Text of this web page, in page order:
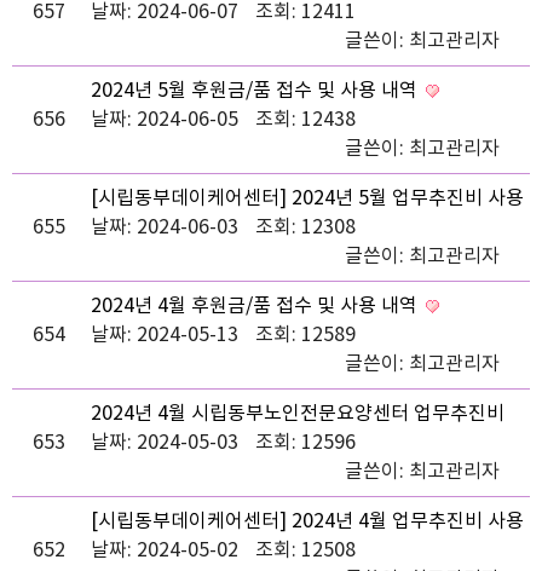
657
사용내역 공고
날짜: 2024-06-07
조회: 12411
글쓴이: 최고관리자
656
2024년 5월 후원금/품 접수 및 사용 내역
날짜: 2024-06-05
조회: 12438
글쓴이: 최고관리자
655
[시립동부데이케어센터] 2024년 5월 업무추진비 사용
내역 공고
날짜: 2024-06-03
조회: 12308
글쓴이: 최고관리자
654
2024년 4월 후원금/품 접수 및 사용 내역
날짜: 2024-05-13
조회: 12589
글쓴이: 최고관리자
653
2024년 4월 시립동부노인전문요양센터 업무추진비
사용내역 공고
날짜: 2024-05-03
조회: 12596
글쓴이: 최고관리자
652
[시립동부데이케어센터] 2024년 4월 업무추진비 사용
내역 공고
날짜: 2024-05-02
조회: 12508